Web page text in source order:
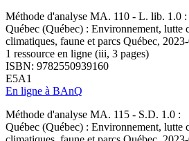
Méthode d'analyse MA. 110 - L. lib. 1.0 :
Québec (Québec) : Environnement, lutte
climatiques, faune et parcs Québec,
1 ressource en ligne (iii, 3 pages)
ISBN: 9782550939160
E5A1
En ligne à BAnQ
Méthode d'analyse MA. 115 - S.D. 1.0 :
Québec (Québec) : Environnement, lutte